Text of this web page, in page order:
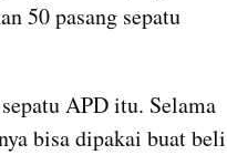
50 pasang sepatu
APD itu. Selama
bisa dipakai buat beli